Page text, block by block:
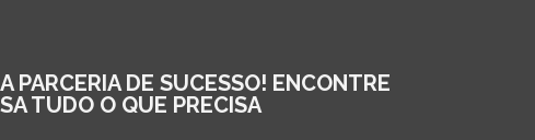
PARCERIA DE SUCESSO! ENCONTRE
TUDO O QUE PRECISA